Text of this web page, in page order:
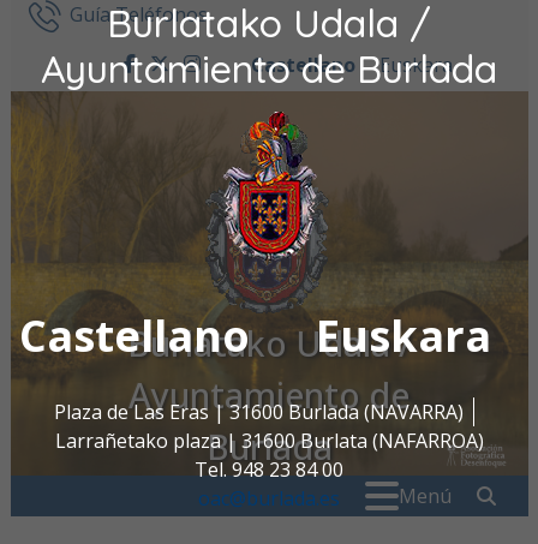
Burlatako Udala /
Ayuntamiento de Burlada
Castellano Euskara
Plaza de Las Eras | 31600 Burlada (NAVARRA)
Larrañetako plaza | 31600 Burlata (NAFARROA)
Tel. 948 23 84 00
oac@burlada.es
Ir al contenidoGuía Teléfonos
facebook
twitter
instagram
Castellano Euskara
Burlatako Udala /
Ayuntamiento de
Burlada
Menú